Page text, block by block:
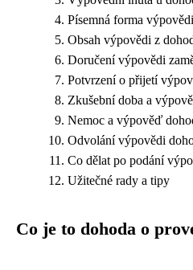
Písemná forma výpovědi
Obsah výpovědi z
Doručení výpovědi
Potvrzení o přijetí
Zkušební doba a
Nemoc a výpověď
Odvolání výpovědi
Co dělat po podání
Užitečné rady a tipy
Co je to dohoda o